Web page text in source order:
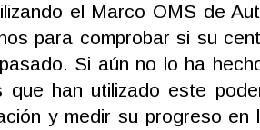
el Marco OMS de
para comprobar si su
Si aún no lo ha
que han utilizado este
y medir su progreso en